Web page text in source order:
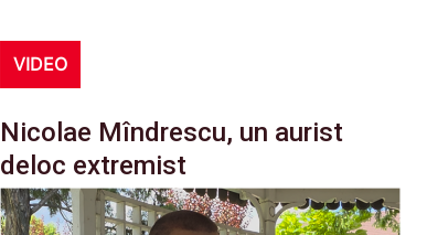
VIDEO
Nicolae Mîndrescu, un aurist
deloc extremist